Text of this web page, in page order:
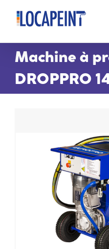
Passer
contenu
Machine à
DROPPRO